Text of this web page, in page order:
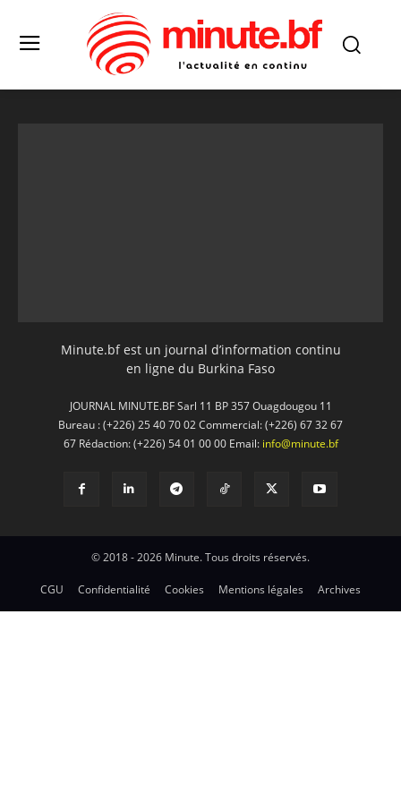
Minute.bf est un journal d’information continu
en ligne du Burkina Faso
JOURNAL MINUTE.BF Sarl 11 BP 357 Ouagdougou 11
Bureau : (+226) 25 40 70 02 Commercial: (+226) 67 32 67
67 Rédaction: (+226) 54 01 00 00 Email: info@minute.bf
© 2018 - 2026 Minute. Tous droits réservés.
CGU Confidentialité Cookies Mentions légales Archives